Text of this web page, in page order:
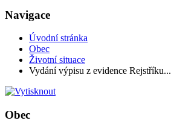
Navigace
Úvodní stránka
Obec
Životní situace
Vydání výpisu z evidence Rejstříku...
Obec